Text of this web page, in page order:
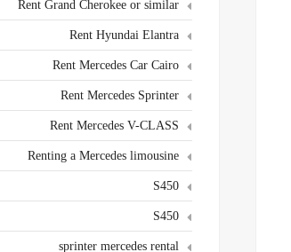
Rent Grand Cherokee or similar
Rent Hyundai Elantra
Rent Mercedes Car Cairo
Rent Mercedes Sprinter
Rent Mercedes V-CLASS
Renting a Mercedes limousine
S450
S450
sprinter mercedes rental